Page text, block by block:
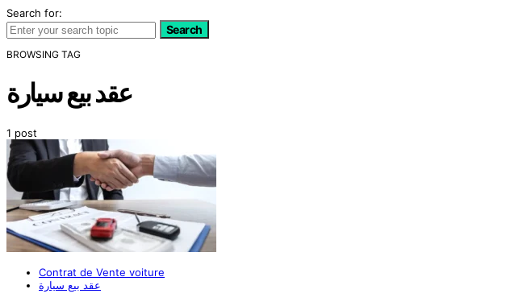
Search for:
Search
BROWSING TAG
عقد بيع سيارة
1 post
Contrat de Vente voiture
عقد بيع سيارة